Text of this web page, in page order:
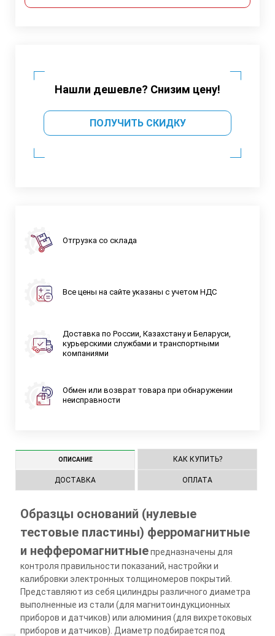
Нашли дешевле? Снизим цену!
ПОЛУЧИТЬ СКИДКУ
Отгрузка со склада
Все цены на сайте указаны с учетом НДС
Доставка по России, Казахстану и Беларуси,
курьерскими службами и транспортными
компаниями
Обмен или возврат товара при обнаружении
неисправности
ОПИСАНИЕ КАК КУПИТЬ?
ДОСТАВКА ОПЛАТА
Образцы оснований (нулевые
тестовые пластины) ферромагнитные
и нефферомагнитныепредназначены для
контроля правильности показаний, настройки и
калибровки электронных толщиномеров покрытий.
Представляют из себя цилиндры различного диаметра
выполненные из стали (для магнитоиндукционных
приборов и датчиков) или алюминия (для вихретоковых
приборов и датчиков). Диаметр подбирается под